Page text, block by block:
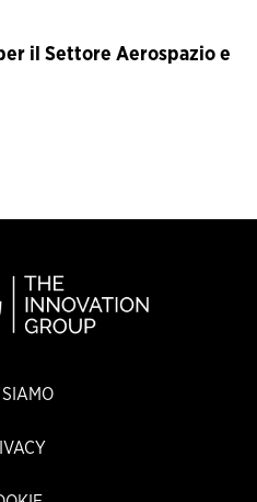
il Settore Aerospazio e